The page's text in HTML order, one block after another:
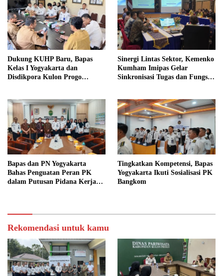
Dukung KUHP Baru, Bapas
Kelas I Yogyakarta dan
Disdikpora Kulon Progo
Sinergi Lintas Sektor, Kemenko
Kumham Imipas Gelar
Sinkronisasi Tugas dan Fungsi
Bapas dan PN Yogyakarta
Bahas Penguatan Peran PK
dalam Putusan Pidana Kerja
Tingkatkan Kompetensi, Bapas
Yogyakarta Ikuti Sosialisasi PK
Bangkom
Rekomendasi untuk kamu